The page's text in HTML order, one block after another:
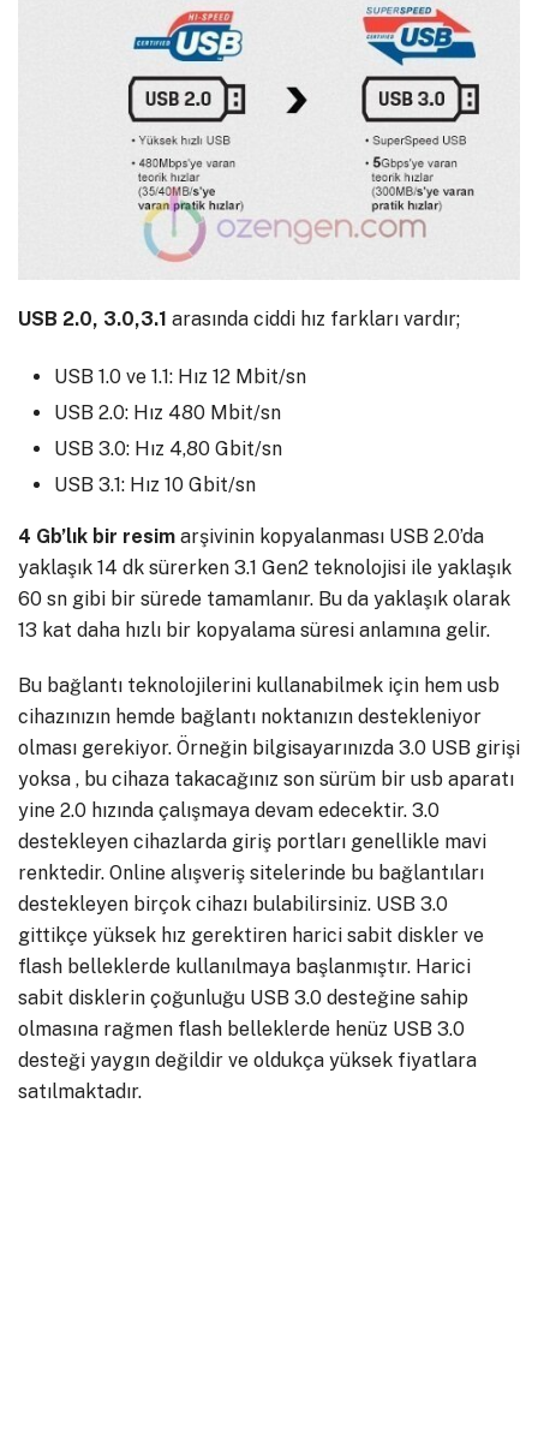
USB 2.0, 3.0,3.1 arasında ciddi hız farkları vardır;
USB 1.0 ve 1.1: Hız 12 Mbit/sn
USB 2.0: Hız 480 Mbit/sn
USB 3.0: Hız 4,80 Gbit/sn
USB 3.1: Hız 10 Gbit/sn
4 Gb’lık bir resim arşivinin kopyalanması USB 2.0’da
yaklaşık 14 dk sürerken 3.1 Gen2 teknolojisi ile yaklaşık
60 sn gibi bir sürede tamamlanır. Bu da yaklaşık olarak
13 kat daha hızlı bir kopyalama süresi anlamına gelir.
Bu bağlantı teknolojilerini kullanabilmek için hem usb
cihazınızın hemde bağlantı noktanızın destekleniyor
olması gerekiyor. Örneğin bilgisayarınızda 3.0 USB girişi
yoksa , bu cihaza takacağınız son sürüm bir usb aparatı
yine 2.0 hızında çalışmaya devam edecektir. 3.0
destekleyen cihazlarda giriş portları genellikle mavi
renktedir. Online alışveriş sitelerinde bu bağlantıları
destekleyen birçok cihazı bulabilirsiniz. USB 3.0
gittikçe yüksek hız gerektiren harici sabit diskler ve
flash belleklerde kullanılmaya başlanmıştır. Harici
sabit disklerin çoğunluğu USB 3.0 desteğine sahip
olmasına rağmen flash belleklerde henüz USB 3.0
desteği yaygın değildir ve oldukça yüksek fiyatlara
satılmaktadır.